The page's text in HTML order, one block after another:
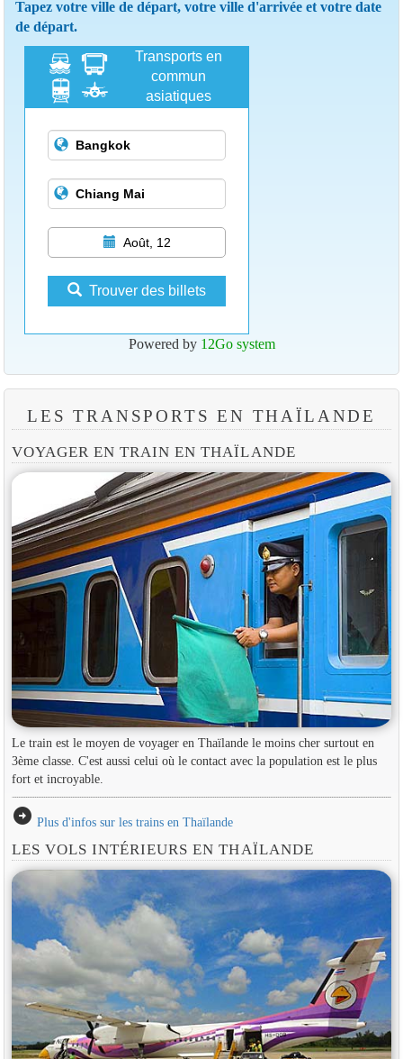
Tapez votre ville de départ, votre ville d'arrivée et votre date
de départ.
Transports en
commun
asiatiques
Août, 12
Trouver des billets
Powered by 12Go system
LES TRANSPORTS EN THAÏLANDE
VOYAGER EN TRAIN EN THAÏLANDE
Le train est le moyen de voyager en Thaïlande le moins cher surtout en
3ème classe. C'est aussi celui où le contact avec la population est le plus
fort et incroyable.
arrow_circle_right Plus d'infos sur les trains en Thaïlande
LES VOLS INTÉRIEURS EN THAÏLANDE